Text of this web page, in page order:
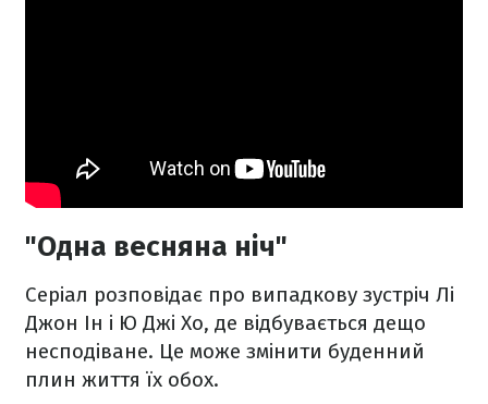
"Одна весняна ніч"
Серіал розповідає про випадкову зустріч Лі
Джон Ін і Ю Джі Хо, де відбувається дещо
несподіване. Це може змінити буденний
плин життя їх обох.